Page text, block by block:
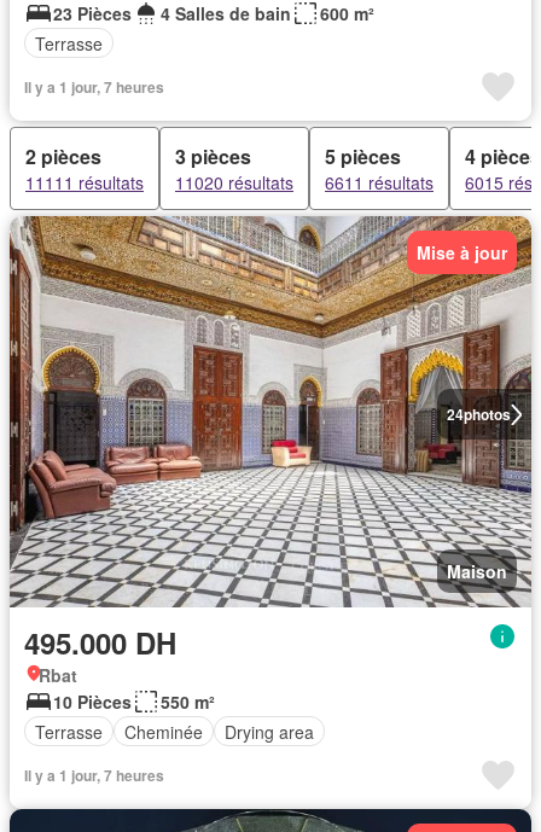
23 Pièces
4 Salles de bain
600 m²
Terrasse
Il y a 1 jour, 7 heures
2 pièces
11111 résultats
3 pièces
11020 résultats
5 pièces
6611 résultats
4 pièces
6015
24photos
Mise à jour
Maison
495.000 DH
Rbat
10 Pièces
550 m²
Terrasse
Cheminée Drying area
Il y a 1 jour, 7 heures